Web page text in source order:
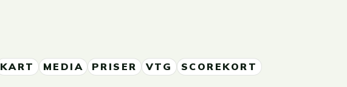
KART MEDIA PRISER VTG SCOREKORT